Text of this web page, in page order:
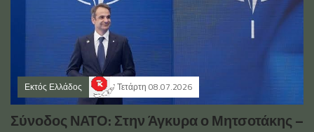
Εκτός Ελλάδος Τετάρτη 08.07.2026
Σύνοδος ΝΑΤΟ: Στην Άγκυρα ο Μητσοτάκης –